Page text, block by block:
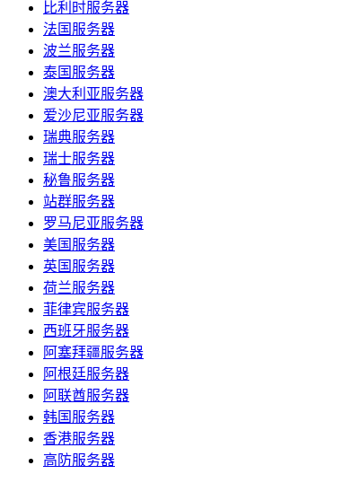
比利时服务器
法国服务器
波兰服务器
泰国服务器
澳大利亚服务器
爱沙尼亚服务器
瑞典服务器
瑞士服务器
秘鲁服务器
站群服务器
罗马尼亚服务器
美国服务器
英国服务器
荷兰服务器
菲律宾服务器
西班牙服务器
阿塞拜疆服务器
阿根廷服务器
阿联酋服务器
韩国服务器
香港服务器
高防服务器